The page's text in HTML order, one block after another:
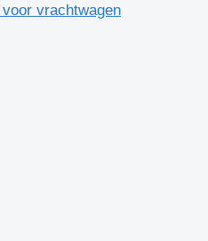
vrachtwagen